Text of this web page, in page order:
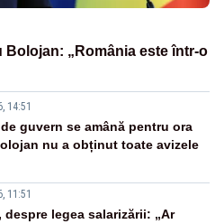
Bolojan: „România este într-o
14:51
guvern se amână pentru ora
nu a obținut toate avizele
11:51
despre legea salarizării: „Ar